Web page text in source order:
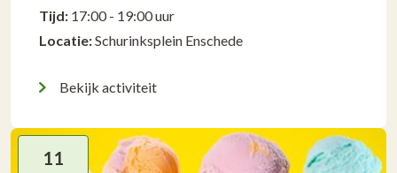
Tijd: 17:00 - 19:00 uur
Locatie:Schurinksplein Enschede
Bekijk activiteit
11